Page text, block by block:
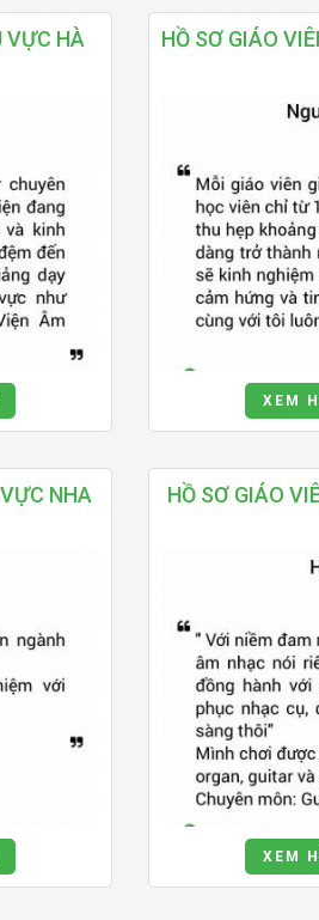
VỰC HÀ
HỒ SƠ GIÁO
XEM
NHA
HỒ SƠ GIÁO
XEM